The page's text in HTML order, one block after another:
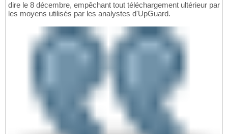
dire le 8 décembre, empêchant tout téléchargement ultérieur par
les moyens utilisés par les analystes d'UpGuard.